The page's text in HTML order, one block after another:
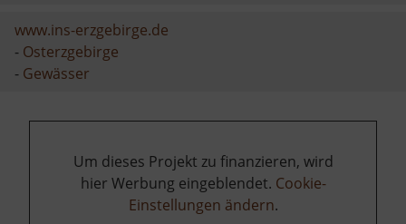
www.ins-erzgebirge.de
- Osterzgebirge
- Gewässer
Um dieses Projekt zu finanzieren, wird
hier Werbung eingeblendet. Cookie-
Einstellungen ändern.